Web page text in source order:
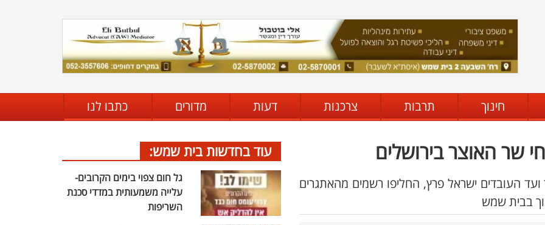
חינוך תרבות צרכנות דעות מדורים כתבו לנו
שר האוצר בירושלים
העובדים ישראל פרץ, החליפו רשמים מהאתגרים
בבית שמש
עוד בחדשות בית שמש:
גל חום צפוי בימים הקרובים-
עלייה משמעותית במדדי סכנת
השריפות